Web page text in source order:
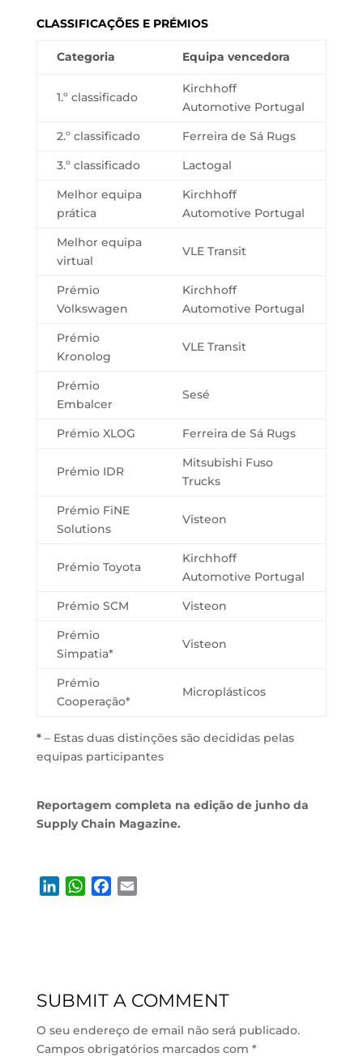
CLASSIFICAÇÕES E PRÉMIOS
Categoria Equipa vencedora
1.º classificado
Kirchhoff
Automotive Portugal
2.º classificado
Ferreira de Sá Rugs
3.º classificado
Lactogal
Melhor equipa
prática
Kirchhoff
Automotive Portugal
Melhor equipa
virtual
VLE Transit
Prémio
Volkswagen
Kirchhoff
Automotive Portugal
Prémio
Kronolog
VLE Transit
Prémio
Embalcer
Sesé
Prémio XLOG Ferreira de Sá Rugs
Prémio IDR
Mitsubishi Fuso
Trucks
Prémio FiNE
Solutions
Visteon
Prémio Toyota
Kirchhoff
Automotive Portugal
Prémio SCM
Visteon
Prémio
Simpatia*
Visteon
Prémio
Cooperação*
Microplásticos
* – Estas duas distinções são decididas pelas
equipas participantes
Reportagem completa na edição de junho da
Supply Chain Magazine.
I
W
p
o
SUBMIT A COMMENT
O seu endereço de email não será publicado.
Campos obrigatórios marcados com *